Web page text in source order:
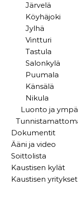
Järvelä
Köyhäjoki
Jylhä
Vintturi
Tastula
Salonkylä
Puumala
Känsälä
Nikula
Luonto ja
Dokumentit
Ääni ja video
Soittolista
Kaustisen kylät
Kaustisen yritykset